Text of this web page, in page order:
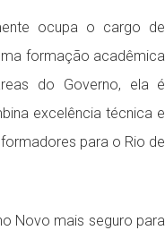
ocupa o cargo de
formação acadêmica
do Governo, ela é
excelência técnica e
para o Rio de
Novo mais seguro para